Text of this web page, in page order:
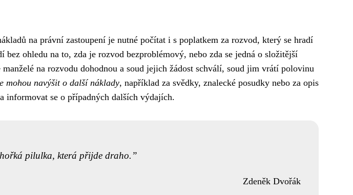
na právní zastoupení je nutné počítat i s poplatkem za rozvod, který se hradí
bez ohledu na to, zda je rozvod bezproblémový, nebo zda se jedná o složitější
na rozvodu dohodnou a soud jejich žádost schválí, soud jim vrátí polovinu
mohou navýšit o další náklady, například za svědky, znalecké posudky nebo za opis
informovat se o případných dalších výdajích.
pilulka, která přijde draho.
Zdeněk Dvořák